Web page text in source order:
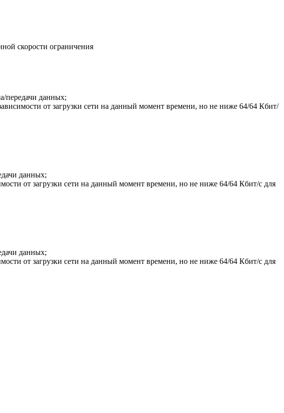
скорости ограничения
передачи данных;
от загрузки сети на данный момент времени, но не ниже 64/64 Кбит/
данных;
от загрузки сети на данный момент времени, но не ниже 64/64 Кбит/с для
данных;
от загрузки сети на данный момент времени, но не ниже 64/64 Кбит/с для